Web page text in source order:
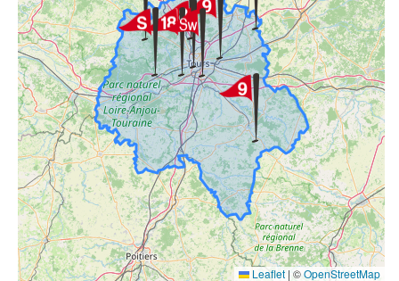
Leaflet | ©OpenStreetMap